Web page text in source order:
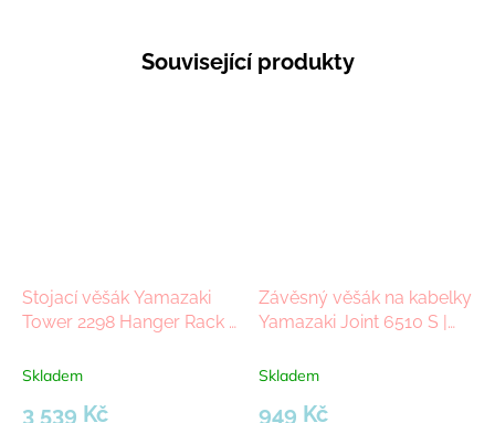
Související produkty
Stojací věšák Yamazaki
Tower 2298 Hanger Rack |
Skladem
3 539 Kč
Závěsný věšák na kabelky
Yamazaki Joint 6510 S |
Skladem
949 Kč